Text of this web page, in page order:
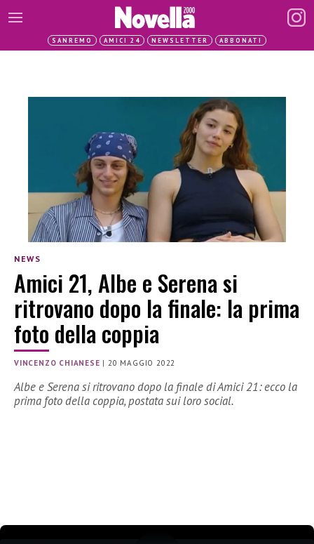
SANREMO AMICI 24 NEWSLETTER ABBONATI
NEWS
Amici 21, Albe e Serena si
ritrovano dopo la finale: la prima
foto della coppia
VINCENZO CHIANESE |20 MAGGIO 2022
Albe e Serena si ritrovano dopo la finale di Amici 21: ecco la
prima foto della coppia, postata sui loro social.